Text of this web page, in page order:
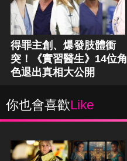
得罪主創、爆發肢體衝
突！《實習醫生》14位角
色退出真相大公開
你也會喜歡Like